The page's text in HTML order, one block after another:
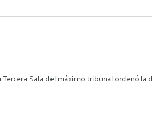
Tercera Sala del máximo tribunal ordenó la